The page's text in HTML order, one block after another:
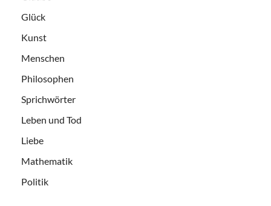
Glück
Kunst
Menschen
Philosophen
Sprichwörter
Leben und Tod
Liebe
Mathematik
Politik